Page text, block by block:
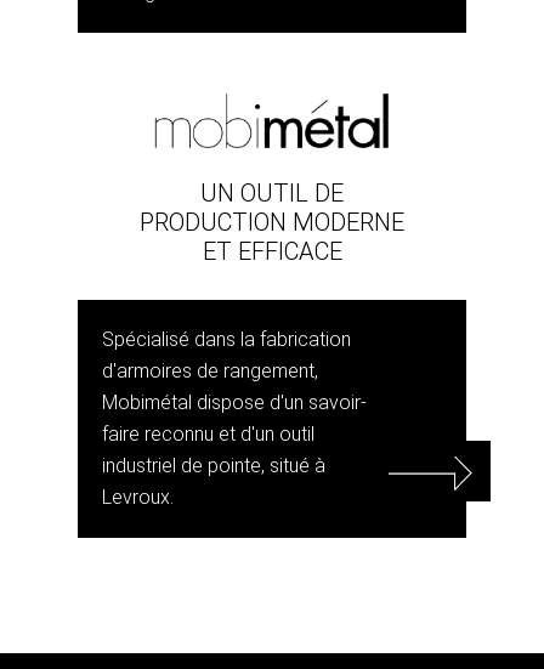
UN OUTIL DE
PRODUCTION MODERNE
ET EFFICACE
Spécialisé dans la fabrication
d'armoires de rangement,
Mobimétal dispose d'un savoir-
faire reconnu et d'un outil
industriel de pointe, situé à
Levroux.